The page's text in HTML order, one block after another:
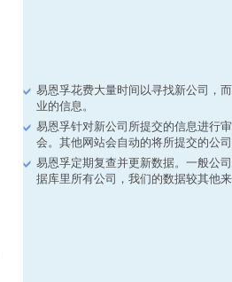
易恩孚花费大量时间以寻找新公司，
业的信息。
易恩孚针对新公司所提交的信息进行
会。其他网站会自动的将所提交的公
易恩孚定期复查并更新数据。一般公
据库里所有公司，我们的数据较其他来